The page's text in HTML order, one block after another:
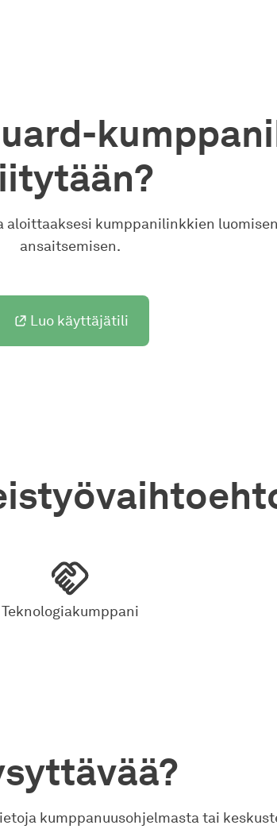
aloittaaksesi kumppanilinkkien
ansaitsemisen.
Luo käyttäjätili
Teknologiakumppani
kumppanuusohjelmasta tai